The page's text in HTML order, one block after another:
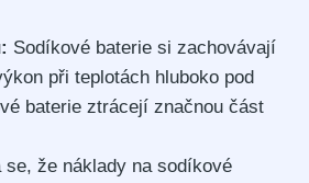
Sodíkové baterie si zachovávají
při teplotách hluboko pod
baterie ztrácejí značnou část
se, že náklady na sodíkové